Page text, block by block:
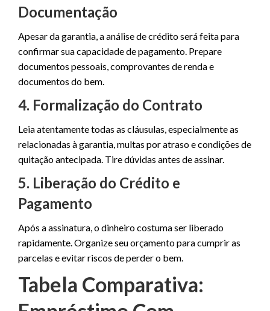
Documentação
Apesar da garantia, a análise de crédito será feita para
confirmar sua capacidade de pagamento. Prepare
documentos pessoais, comprovantes de renda e
documentos do bem.
4. Formalização do Contrato
Leia atentamente todas as cláusulas, especialmente as
relacionadas à garantia, multas por atraso e condições de
quitação antecipada. Tire dúvidas antes de assinar.
5. Liberação do Crédito e
Pagamento
Após a assinatura, o dinheiro costuma ser liberado
rapidamente. Organize seu orçamento para cumprir as
parcelas e evitar riscos de perder o bem.
Tabela Comparativa: